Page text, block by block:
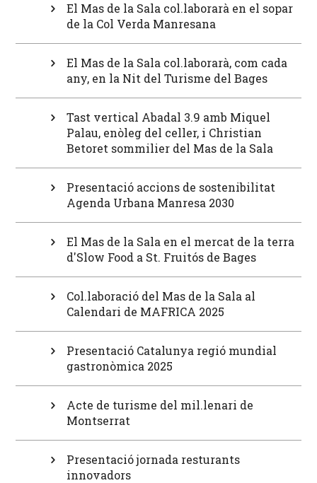
El Mas de la Sala col.laborarà en el sopar
de la Col Verda Manresana
El Mas de la Sala col.laborarà, com cada
any, en la Nit del Turisme del Bages
Tast vertical Abadal 3.9 amb Miquel
Palau, enòleg del celler, i Christian
Betoret sommilier del Mas de la Sala
Presentació accions de sostenibilitat
Agenda Urbana Manresa 2030
El Mas de la Sala en el mercat de la terra
d'Slow Food a St. Fruitós de Bages
Col.laboració del Mas de la Sala al
Calendari de MAFRICA 2025
Presentació Catalunya regió mundial
gastronòmica 2025
Acte de turisme del mil.lenari de
Montserrat
Presentació jornada resturants
innovadors